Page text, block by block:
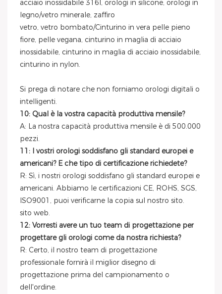
acciaio inossidabile 316l, orologi in silicone, orologi in
legno/vetro minerale, zaffiro
vetro, vetro bombato/Cinturino in vera pelle pieno
fiore, pelle vegana, cinturino in maglia di acciaio
inossidabile, cinturino in maglia di acciaio inossidabile,
cinturino in nylon.
Si prega di notare che non forniamo orologi digitali o
intelligenti.
10: Qual è la vostra capacità produttiva mensile?
A: La nostra capacità produttiva mensile è di 500.000
pezzi.
11: I vostri orologi soddisfano gli standard europei e
americani? E che tipo di certificazione richiedete?
R: Sì, i nostri orologi soddisfano gli standard europei e
americani. Abbiamo le certificazioni CE, ROHS, SGS,
ISO9001, puoi verificarne la copia sul nostro sito.
sito web.
12: Vorresti avere un tuo team di progettazione per
progettare gli orologi come da nostra richiesta?
R: Certo, il nostro team di progettazione
professionale fornirà il miglior disegno di
progettazione prima del campionamento o
dell'ordine.